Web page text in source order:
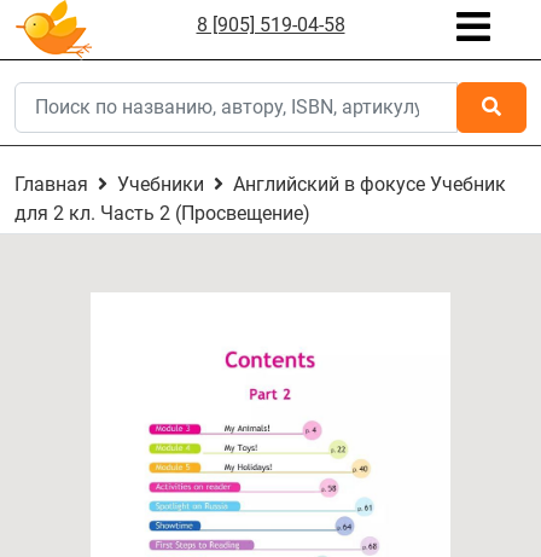
8 [905] 519-04-58
Главная Учебники
Английский в фокусе Учебник
для 2 кл. Часть 2 (Просвещение)